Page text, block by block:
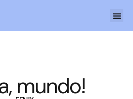
mundo!